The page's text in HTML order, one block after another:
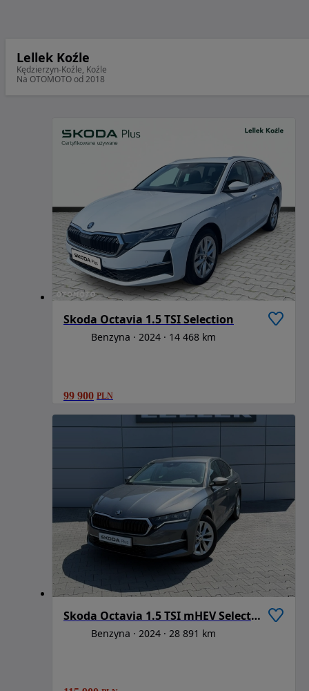
Lellek Koźle
Kędzierzyn-Koźle, Koźle
Na OTOMOTO od 2018
Skoda Octavia 1.5 TSI Selection
Benzyna 2024 14 468 km
99 900 PLN
Skoda Octavia 1.5 TSI mHEV Selection DSG
Benzyna 2024 28 891 km